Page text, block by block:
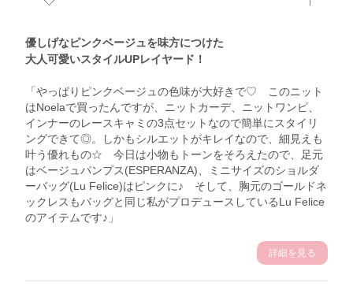
優しげなピンクベージュを味方につけた
大人可愛いスタイルUPレイヤード！
「やっぱりピンクベージュの色味が大好きで♡ このニット
はNoelaで買ったんですが、ニットカーデ、ニットワンピ、
インナーのレースキャミの3点セットなので簡単にスタイリ
ングできて◎。しかもシルエットがキレイなので、細見えも
叶う優れもの☆ 今日は小物もトーンをそろえたので、足元
はベージュパンプス(ESPERANZA)、ミニサイズのショルダ
ーバッグ(Lu Felice)はピンクに♪ そして、胸元のゴールドネ
ックレスもバッグと同じ私がプロデュースしているLu Felice
のアイテムです♪」
詳細を見る